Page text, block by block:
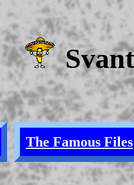
The Famous Files